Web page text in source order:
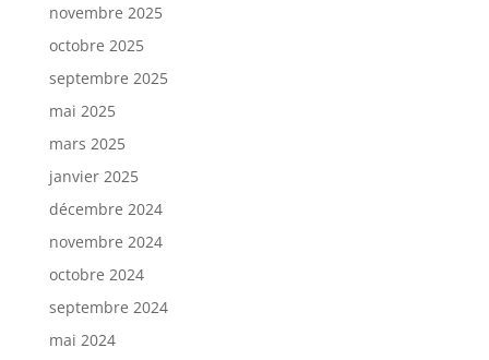
novembre 2025
octobre 2025
septembre 2025
mai 2025
mars 2025
janvier 2025
décembre 2024
novembre 2024
octobre 2024
septembre 2024
mai 2024